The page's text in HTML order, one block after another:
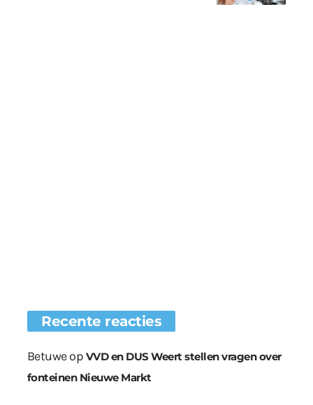
Recente reacties
Betuweop VVD en DUS Weert stellen vragen over
fonteinen Nieuwe Markt